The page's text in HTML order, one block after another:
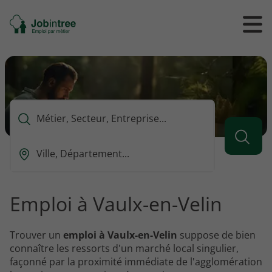
Se
rendre
l'accueil
Ouvrir
/
le
Que
vous
rechercher
Ou
vous
voulez
rechercher
?
Emploi à Vaulx-en-Velin
Trouver un emploi à Vaulx-en-Velin suppose de bien
connaître les ressorts d'un marché local singulier,
façonné par la proximité immédiate de l'agglomération